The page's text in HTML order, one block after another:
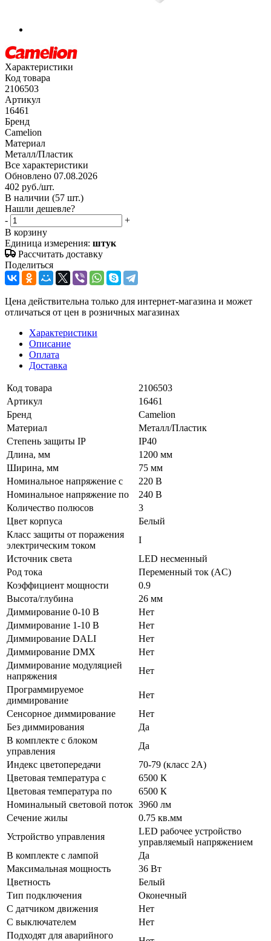
Характеристики
Код товара
2106503
Артикул
16461
Бренд
Camelion
Материал
Металл/Пластик
Все характеристики
Обновлено 07.08.2026
402 руб./шт.
В наличии (57 шт.)
Нашли дешевле?
-
+
В корзину
Единица измерения: штук
Рассчитать доставку
Поделиться
Цена действительна только для интернет-магазина и может
отличаться от цен в розничных магазинах
Характеристики
Описание
Оплата
Доставка
Код товара
2106503
Артикул
16461
Бренд
Camelion
Материал
Металл/Пластик
Степень защиты IP
IP40
Длина, мм
1200 мм
Ширина, мм
75 мм
Номинальное напряжение с
220 В
Номинальное напряжение по
240 В
Количество полюсов
3
Цвет корпуса
Белый
Класс защиты от поражения
электрическим током
I
Источник света
LED несменный
Род тока
Переменный ток (AC)
Коэффициент мощности
0.9
Высота/глубина
26 мм
Диммирование 0-10 В
Нет
Диммирование 1-10 В
Нет
Диммирование DALI
Нет
Диммирование DMX
Нет
Диммирование модуляцией
напряжения
Нет
Программируемое
диммирование
Нет
Сенсорное диммирование
Нет
Без диммирования
Да
В комплекте с блоком
управления
Да
Индекс цветопередачи
70-79 (класс 2А)
Цветовая температура с
6500 К
Цветовая температура по
6500 К
Номинальный световой поток 3960 лм
Сечение жилы
0.75 кв.мм
Устройство управления
LED рабочее устройство
управляемый напряжением
В комплекте с лампой
Да
Максимальная мощность
36 Вт
Цветность
Белый
Тип подключения
Оконечный
С датчиком движения
Нет
С выключателем
Нет
Подходят для аварийного